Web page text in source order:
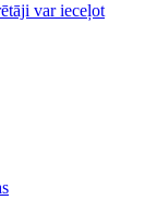
var ieceļot